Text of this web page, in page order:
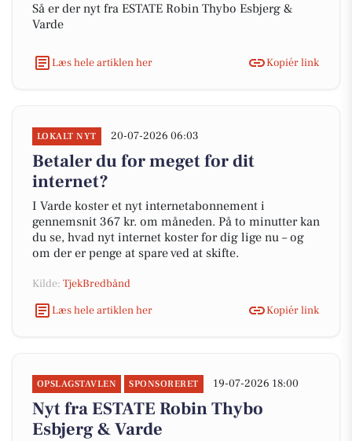
Så er der nyt fra ESTATE Robin Thybo Esbjerg &
Varde
Læs hele artiklen her Kopiér link
LOKALT NYT 20-07-2026 06:03
Betaler du for meget for dit
internet?
I Varde koster et nyt internetabonnement i
gennemsnit 367 kr. om måneden. På to minutter kan
du se, hvad nyt internet koster for dig lige nu – og
om der er penge at spare ved at skifte.
Kilde: TjekBredbånd
Læs hele artiklen her
Kopiér link
OPSLAGSTAVLEN SPONSORERET 19-07-2026 18:00
Nyt fra ESTATE Robin Thybo
Esbjerg & Varde